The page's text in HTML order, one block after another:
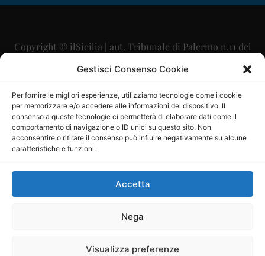
Gestisci Consenso Cookie
Per fornire le migliori esperienze, utilizziamo tecnologie come i cookie
per memorizzare e/o accedere alle informazioni del dispositivo. Il
consenso a queste tecnologie ci permetterà di elaborare dati come il
comportamento di navigazione o ID unici su questo sito. Non
acconsentire o ritirare il consenso può influire negativamente su alcune
caratteristiche e funzioni.
Accetta
Nega
Visualizza preferenze
Copyright © ilSicilia | aut. Tribunale di Palermo n.11 del
29/09/2015
Direttore Editoriale: Maurizio Scaglione
Direttore Responsabile: Maria Calabrese
P.IVA: 06334930820
Mercurio Comunicazione Società Cooperativa a r.l. è
iscritta al Registro degli Operatori di Comunicazione al